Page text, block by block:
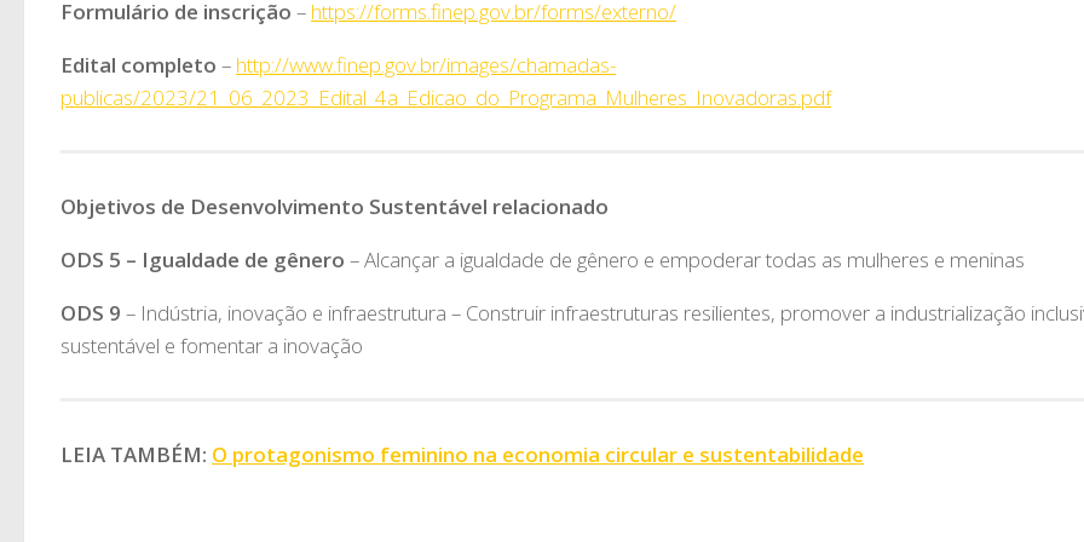
Formulário de inscrição – https://forms.finep.gov.br/forms/externo/
Edital completo – http://www.finep.gov.br/images/chamadas-
publicas/2023/21_06_2023_Edital_4a_Edicao_do_Programa_Mulheres_Inovadoras.pdf
Objetivos de Desenvolvimento Sustentável relacionado
ODS 5 – Igualdade de gênero – Alcançar a igualdade de gênero e empoderar todas as mulheres e meninas
ODS 9 – Indústria, inovação e infraestrutura – Construir infraestruturas resilientes, promover a industrialização
sustentável e fomentar a inovação
LEIA TAMBÉM: O protagonismo feminino na economia circular e sustentabilidade